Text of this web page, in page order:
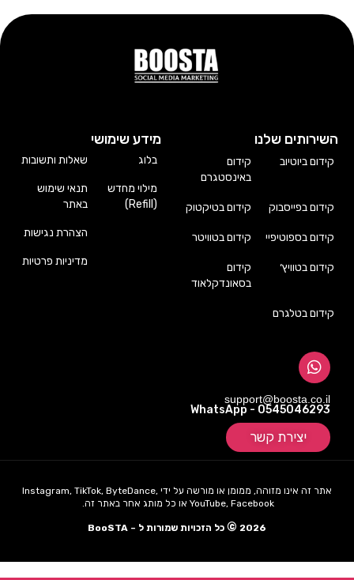
השירותים שלנו
קידום ביוטיוב
קידום
באינסטגרם
קידום בפייסבוק קידום בטיקטוק
קידום בספוטיפיי קידום בטוויטר
קידום בטוויץ׳
קידום
בסאונדקלאוד
קידום בטלגרם
מידע שימושי
בלוג
מילוי מחדש
(Refill)
שאלות ותשובות
תנאי שימוש
באתר
הצהרת נגישות
מדיניות פרטיות
support@boosta.co.il
WhatsApp - 0545046293
יצירת קשר
אתר זה אינו מזוהה, ממומן או מורשה על ידי Instagram, TikTok, ByteDance,
YouTube, Facebook או כל מותג אחר באתר זה.
2026
© כל הזכויות שמורות ל – BooSTA